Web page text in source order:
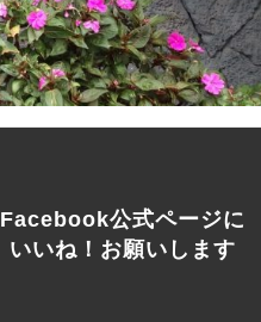
Facebook公式ページに
いいね！お願いします